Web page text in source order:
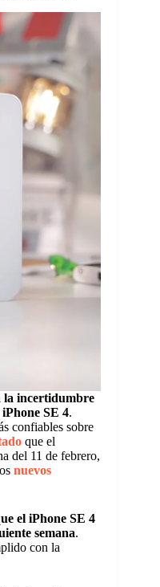
la incertidumbre
SE 4.
confiables sobre
que el
del 11 de febrero,
nuevos
el iPhone SE 4
semana.
con la